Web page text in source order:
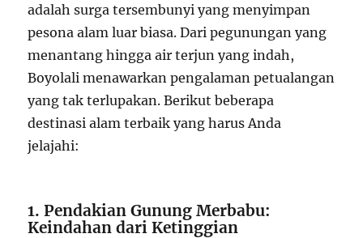
adalah surga tersembunyi yang menyimpan
pesona alam luar biasa. Dari pegunungan yang
menantang hingga air terjun yang indah,
Boyolali menawarkan pengalaman petualangan
yang tak terlupakan. Berikut beberapa
destinasi alam terbaik yang harus Anda
jelajahi:
1. Pendakian Gunung Merbabu:
Keindahan dari Ketinggian